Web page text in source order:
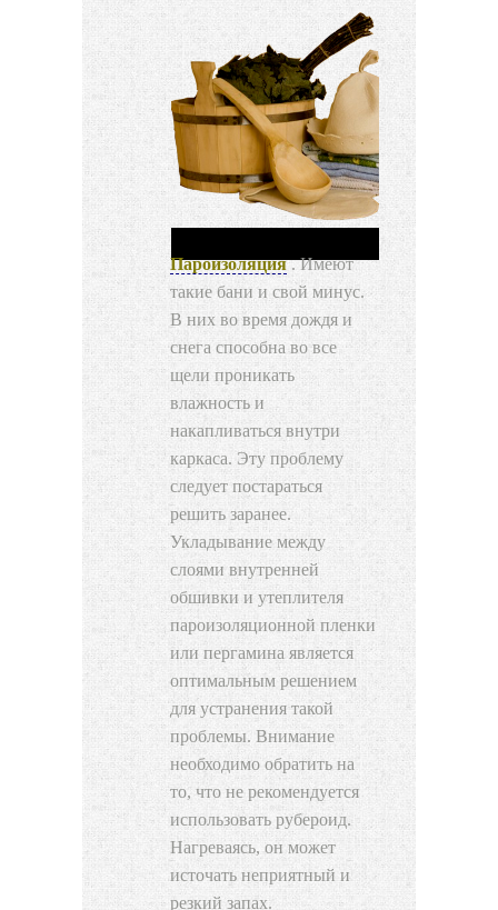
Пароизоляция. Имеют
такие бани и свой минус.
В них во время дождя и
снега способна во все
щели проникать
влажность и
накапливаться внутри
каркаса. Эту проблему
следует постараться
решить заранее.
Укладывание между
слоями внутренней
обшивки и утеплителя
пароизоляционной пленки
или пергамина является
оптимальным решением
для устранения такой
проблемы. Внимание
необходимо обратить на
то, что не рекомендуется
использовать рубероид.
Нагреваясь, он может
источать неприятный и
резкий запах.